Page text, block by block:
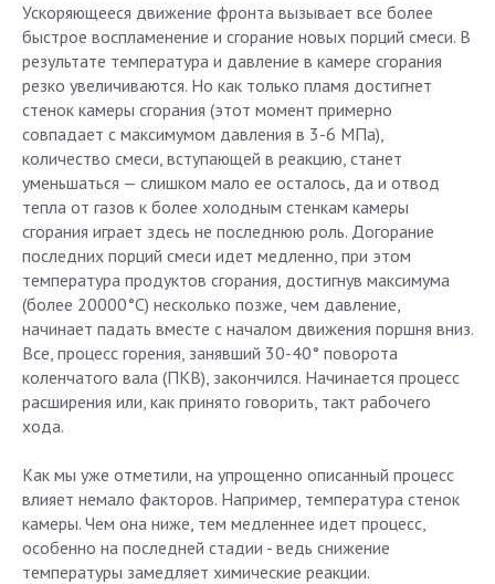
Ускоряющееся движение фронта вызывает все более
быстрое воспламенение и сгорание новых порций смеси. В
результате температура и давление в камере сгорания
резко увеличиваются. Но как только пламя достигнет
стенок камеры сгорания (этот момент примерно
совпадает с максимумом давления в 3-6 МПа),
количество смеси, вступающей в реакцию, станет
уменьшаться — слишком мало ее осталось, да и отвод
тепла от газов к более холодным стенкам камеры
сгорания играет здесь не последнюю роль. Догорание
последних порций смеси идет медленно, при этом
температура продуктов сгорания, достигнув максимума
(более 20000°С) несколько позже, чем давление,
начинает падать вместе с началом движения поршня вниз.
Все, процесс горения, занявший 30-40° поворота
коленчатого вала (ПКВ), закончился. Начинается процесс
расширения или, как принято говорить, такт рабочего
хода.
Как мы уже отметили, на упрощенно описанный процесс
влияет немало факторов. Например, температура стенок
камеры. Чем она ниже, тем медленнее идет процесс,
особенно на последней стадии - ведь снижение
температуры замедляет химические реакции.